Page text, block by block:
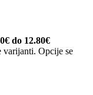
do 12.80€
Opcije se